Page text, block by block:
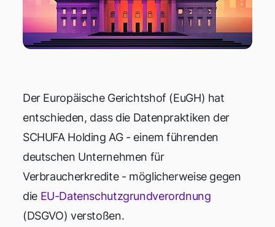
Der Europäische Gerichtshof (EuGH) hat
entschieden, dass die Datenpraktiken der
SCHUFA Holding AG - einem führenden
deutschen Unternehmen für
Verbraucherkredite - möglicherweise gegen
die EU-Datenschutzgrundverordnung
(DSGVO) verstoßen.